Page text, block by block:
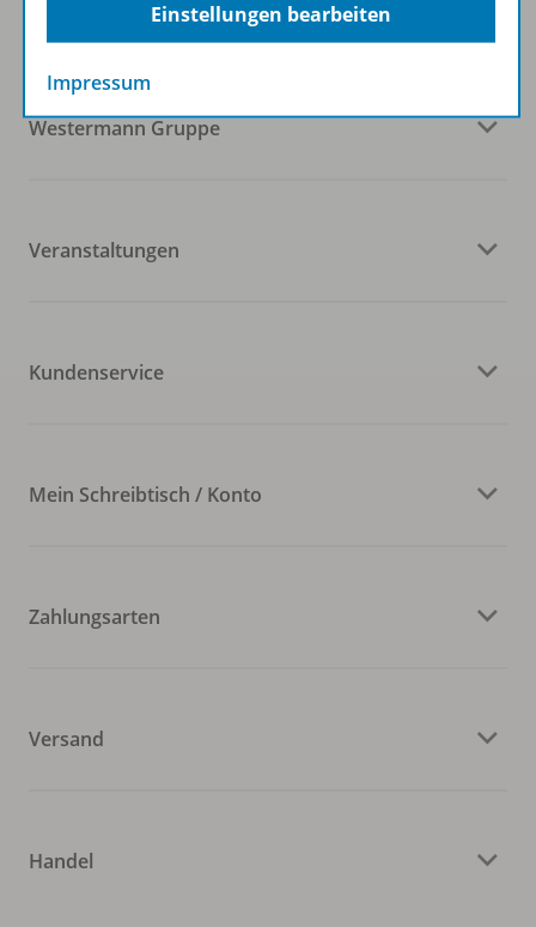
Westermann Gruppe
Veranstaltungen
Kundenservice
Mein Schreibtisch / Konto
Zahlungsarten
Versand
Handel
Einstellungen bearbeiten
Impressum